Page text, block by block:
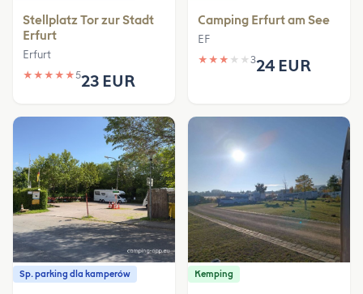
Stellplatz Tor zur Stadt
Erfurt
Erfurt
★ ★ ★ ★ ★523 EUR
Camping Erfurt am See
EF
★ ★ ★ ★ ★ 324 EUR
Sp. parking dla kamperów Kemping